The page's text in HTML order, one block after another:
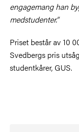
engagemang han
medstudenter.”
Priset består av 10
Svedbergs pris
studentkårer, GUS.